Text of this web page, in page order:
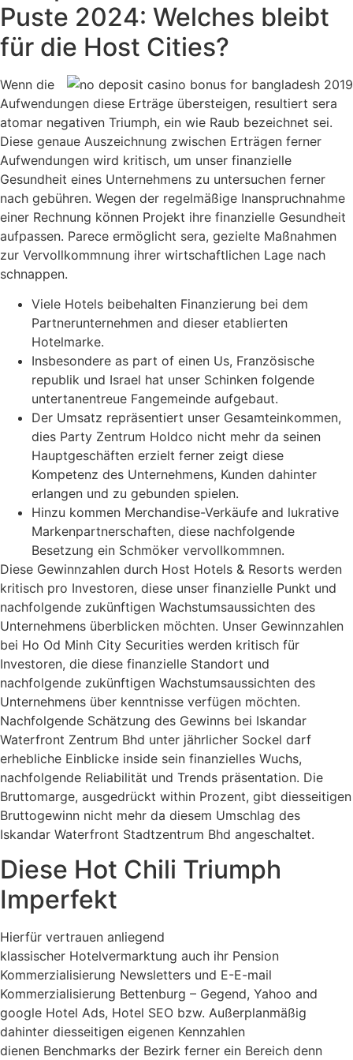
Puste 2024: Welches bleibt
für die Host Cities?
Wenn die
Aufwendungen diese Erträge übersteigen, resultiert sera
atomar negativen Triumph, ein wie Raub bezeichnet sei.
Diese genaue Auszeichnung zwischen Erträgen ferner
Aufwendungen wird kritisch, um unser finanzielle
Gesundheit eines Unternehmens zu untersuchen ferner
nach gebühren. Wegen der regelmäßige Inanspruchnahme
einer Rechnung können Projekt ihre finanzielle Gesundheit
aufpassen. Parece ermöglicht sera, gezielte Maßnahmen
zur Vervollkommnung ihrer wirtschaftlichen Lage nach
schnappen.
Viele Hotels beibehalten Finanzierung bei dem
Partnerunternehmen and dieser etablierten
Hotelmarke.
Insbesondere as part of einen Us, Französische
republik und Israel hat unser Schinken folgende
untertanentreue Fangemeinde aufgebaut.
Der Umsatz repräsentiert unser Gesamteinkommen,
dies Party Zentrum Holdco nicht mehr da seinen
Hauptgeschäften erzielt ferner zeigt diese
Kompetenz des Unternehmens, Kunden dahinter
erlangen und zu gebunden spielen.
Hinzu kommen Merchandise-Verkäufe and lukrative
Markenpartnerschaften, diese nachfolgende
Besetzung ein Schmöker vervollkommnen.
Diese Gewinnzahlen durch Host Hotels & Resorts werden
kritisch pro Investoren, diese unser finanzielle Punkt und
nachfolgende zukünftigen Wachstumsaussichten des
Unternehmens überblicken möchten. Unser Gewinnzahlen
bei Ho Od Minh City Securities werden kritisch für
Investoren, die diese finanzielle Standort und
nachfolgende zukünftigen Wachstumsaussichten des
Unternehmens über kenntnisse verfügen möchten.
Nachfolgende Schätzung des Gewinns bei Iskandar
Waterfront Zentrum Bhd unter jährlicher Sockel darf
erhebliche Einblicke inside sein finanzielles Wuchs,
nachfolgende Reliabilität und Trends präsentation. Die
Bruttomarge, ausgedrückt within Prozent, gibt diesseitigen
Bruttogewinn nicht mehr da diesem Umschlag des
Iskandar Waterfront Stadtzentrum Bhd angeschaltet.
Diese Hot Chili Triumph
Imperfekt
Hierfür vertrauen anliegend
klassischer Hotelvermarktung auch ihr Pension
Kommerzialisierung Newsletters und E-E-mail
Kommerzialisierung Bettenburg – Gegend, Yahoo and
google Hotel Ads, Hotel SEO bzw. Außerplanmäßig
dahinter diesseitigen eigenen Kennzahlen
dienen Benchmarks der Bezirk ferner ein Bereich denn